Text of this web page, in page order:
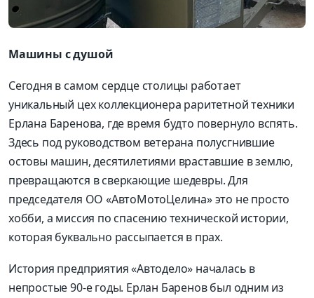
Машины с душой
Сегодня в самом сердце столицы работает
уникальный цех коллекционера раритетной техники
Ерлана Баренова, где время будто повернуло вспять.
Здесь под руководством ветерана полусгнившие
остовы машин, десятилетиями враставшие в землю,
превращаются в сверкающие шедевры. Для
председателя ОО «АвтоМотоЦелина» это не просто
хобби, а миссия по спасению технической истории,
которая буквально рассыпается в прах.
История предприятия «Автодело» началась в
непростые 90-е годы. Ерлан Баренов был одним из